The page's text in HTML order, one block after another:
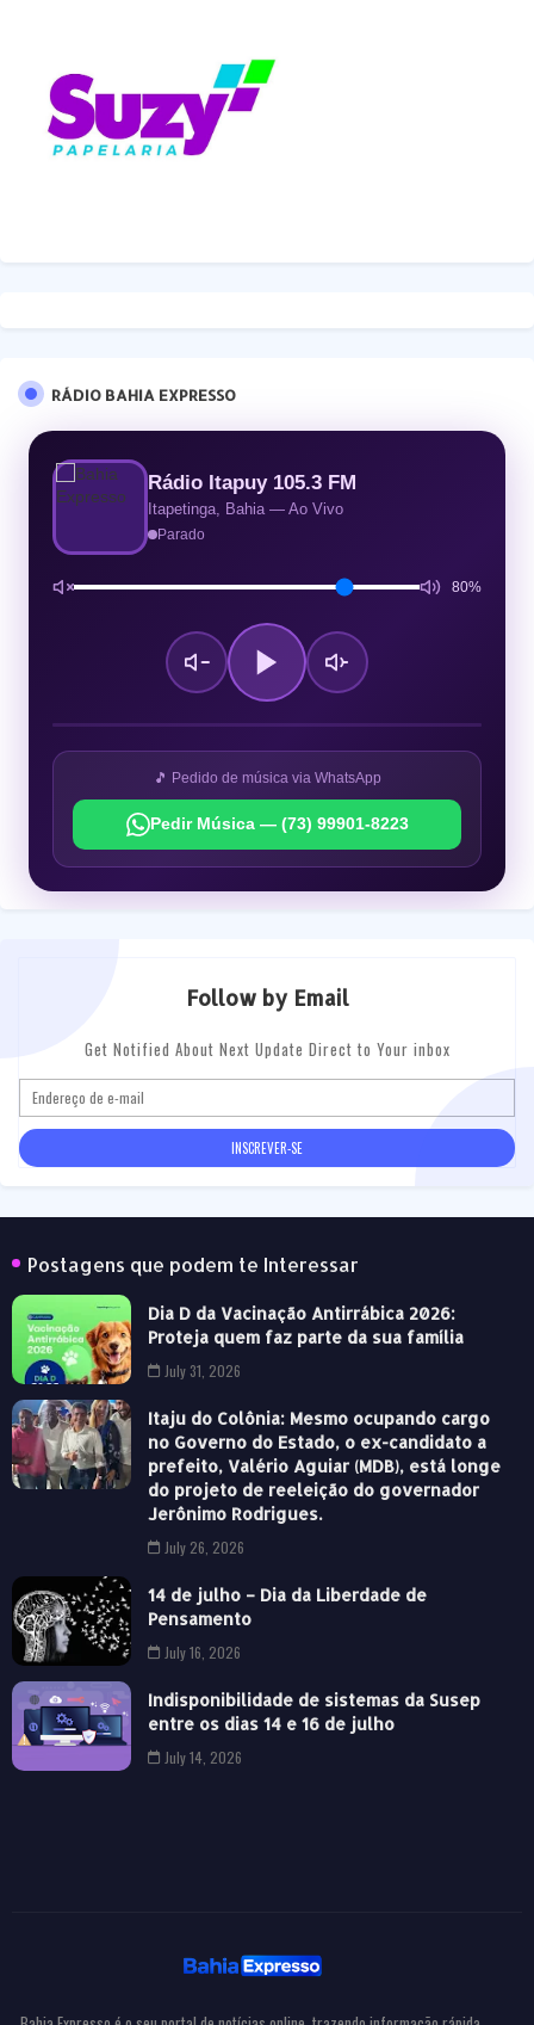
RÁDIO BAHIA EXPRESSO
Rádio Itapuy 105.3 FM
Itapetinga, Bahia — Ao Vivo
Parado
80%
🎵 Pedido de música via WhatsApp
Pedir Música — (73) 99901-8223
Follow by Email
Get Notified About Next Update Direct to Your inbox
Postagens que podem te Interessar
Dia D da Vacinação Antirrábica 2026:
Proteja quem faz parte da sua família
July 31, 2026
Itaju do Colônia: Mesmo ocupando cargo
no Governo do Estado, o ex-candidato a
prefeito, Valério Aguiar (MDB), está longe
do projeto de reeleição do governador
Jerônimo Rodrigues.
July 26, 2026
14 de julho – Dia da Liberdade de
Pensamento
July 16, 2026
Indisponibilidade de sistemas da Susep
entre os dias 14 e 16 de julho
July 14, 2026